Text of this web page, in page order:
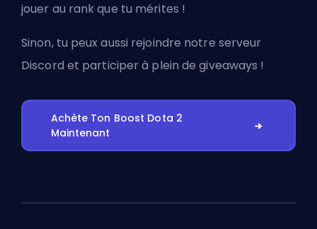
jouer au rank que tu mérites !
Sinon, tu peux aussi rejoindre notre serveur
Discord et participer à plein de giveaways !
Achète Ton Boost Dota 2
Maintenant